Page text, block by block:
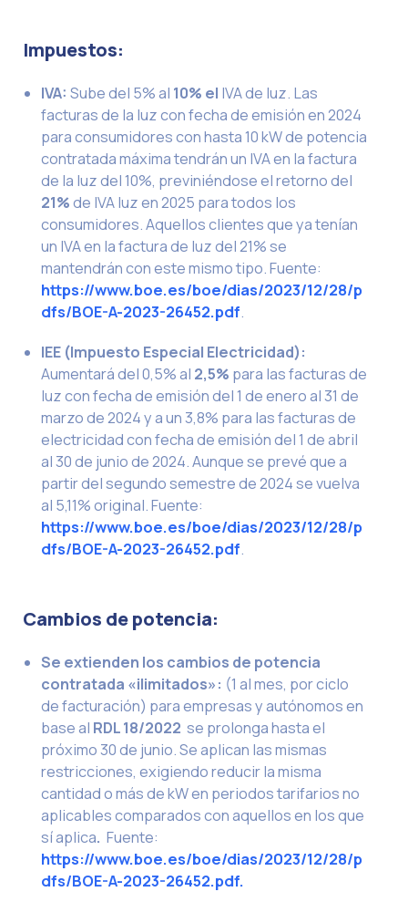
Impuestos:
IVA: Sube del 5% al 10% el IVA de luz. Las
facturas de la luz con fecha de emisión en 2024
para consumidores con hasta 10 kW de potencia
contratada máxima tendrán un IVA en la factura
de la luz del 10%, previniéndose el retorno del
21%de IVA luz en 2025 para todos los
consumidores. Aquellos clientes que ya tenían
un IVA en la factura de luz del 21% se
mantendrán con este mismo tipo.Fuente:
https://www.boe.es/boe/dias/2023/12/28/p
dfs/BOE-A-2023-26452.pdf.
IEE (Impuesto Especial Electricidad):
Aumentará del 0,5% al 2,5% para las facturas de
luz con fecha de emisión del 1 de enero al 31 de
marzo de 2024 y a un 3,8% para las facturas de
electricidad con fecha de emisión del 1 de abril
al 30 de junio de 2024. Aunque se prevé que a
partir del segundo semestre de 2024 se vuelva
al 5,11% original.Fuente:
https://www.boe.es/boe/dias/2023/12/28/p
dfs/BOE-A-2023-26452.pdf.
Cambios de potencia:
Se extienden los cambios de potencia
contratada «ilimitados»: (1 al mes, por ciclo
de facturación) para empresas y autónomos en
base al RDL 18/2022 se prolonga hasta el
próximo 30 de junio. Se aplican las mismas
restricciones, exigiendo reducir la misma
cantidad o más de kW en periodos tarifarios no
aplicables comparados con aquellos en los que
sí aplica. Fuente:
https://www.boe.es/boe/dias/2023/12/28/p
dfs/BOE-A-2023-26452.pdf.